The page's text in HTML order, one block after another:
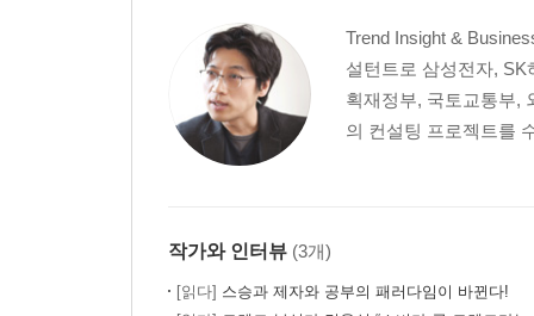
친구가 될 수 있을까? | 다시 이웃사촌을 원한다 |
5. 뉴 식스티: 멋쟁이로 거듭나는 60대
패션쇼를 누비는 할머니 모델들 | 할아버지도
아니다 | 60대의 소비력, 모바일도 흡수하다 |
6. 투데이족: 난 오늘만 산다
인생은 한 번뿐, YOLO와 카르페 디엠 | 미래에
Trend Insight &
설턴트로 삼성전자,
획재정부, 국토교통부,
의 컨설팅 프로젝트를
작가와 인터뷰 (3개)
[읽다] 스승과 제자와 공부의 패러다임이 바뀐다!